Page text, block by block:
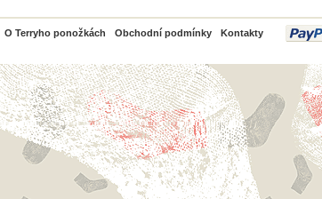
O Terryho ponožkách Obchodní podmínky Kontakty
PayPal